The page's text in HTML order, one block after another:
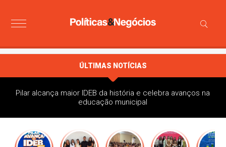
ÚLTIMAS NOTÍCIAS
Pilar alcança maior IDEB da história e celebra avanços na
educação municipal